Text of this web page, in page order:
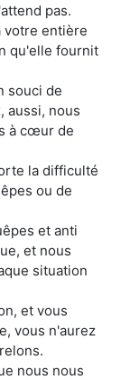
pas.
votre entière
qu'elle fournit
souci de
aussi, nous
à cœur de
la difficulté
ou de
et anti
et nous
situation
et vous
vous n'aurez
nous nous